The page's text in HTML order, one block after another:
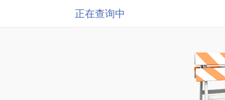
正在查询中